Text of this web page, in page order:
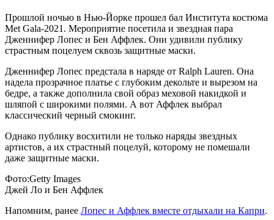
Прошлой ночью в Нью-Йорке прошел бал Института костюма
Met Gala-2021. Мероприятие посетила и звездная пара
Дженнифер Лопес и Бен Аффлек. Они удивили публику
страстным поцелуем сквозь защитные маски.
Дженнифер Лопес предстала в наряде от Ralph Lauren. Она
надела прозрачное платье с глубоким декольте и вырезом на
бедре, а также дополнила свой образ меховой накидкой и
шляпой с широкими полями. А вот Аффлек выбрал
классический черный смокинг.
Однако публику восхитили не только наряды звездных
артистов, а их страстный поцелуй, которому не помешали
даже защитные маски.
Фото:Getty Images
Джей Ло и Бен Аффлек
Напомним, ранее Лопес и Аффлек вместе отдыхали на Капри.